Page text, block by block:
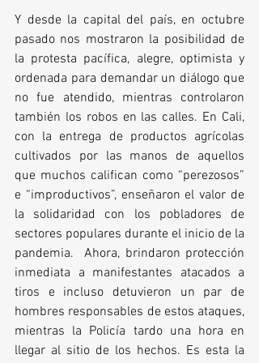
Y desde la capital del país, en octubre
pasado nos mostraron la posibilidad de
la protesta pacífica, alegre, optimista y
ordenada para demandar un diálogo que
no fue atendido, mientras controlaron
también los robos en las calles. En Cali,
con la entrega de productos agrícolas
cultivados por las manos de aquellos
que muchos califican como “perezosos”
e “improductivos”, enseñaron el valor de
la solidaridad con los pobladores de
sectores populares durante el inicio de la
pandemia.  Ahora, brindaron protección
inmediata a manifestantes atacados a
tiros e incluso detuvieron un par de
hombres responsables de estos ataques,
mientras la Policía tardo una hora en
llegar al sitio de los hechos. Es esta la